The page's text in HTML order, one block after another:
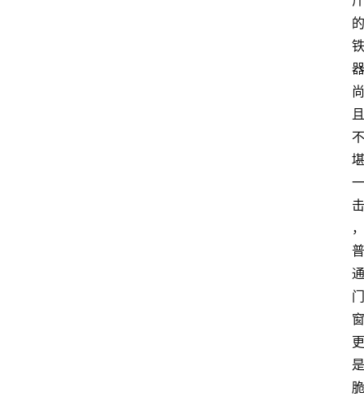
的
铁
器
尚
且
不
堪
一
击
，
普
通
门
窗
更
是
脆